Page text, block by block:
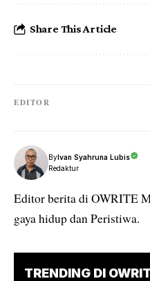
Share This Article
EDITOR
ByIvan Syahruna Lubis
Redaktur
Editor berita di OWRITE
gaya hidup dan Peristiwa.
TRENDING DI